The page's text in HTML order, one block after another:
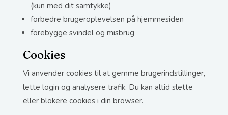
(kun med dit samtykke)
forbedre brugeroplevelsen på hjemmesiden
forebygge svindel og misbrug
Cookies
Vi anvender cookies til at gemme brugerindstillinger,
lette login og analysere trafik. Du kan altid slette
eller blokere cookies i din browser.